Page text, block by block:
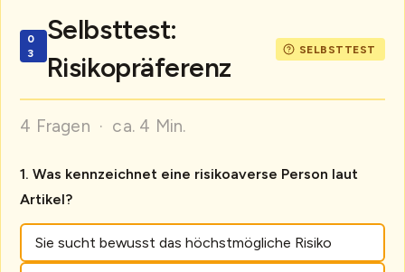
Selbsttest:
Risikopräferenz
4 Fragen · ca. 4 Min.
Was kennzeichnet eine risikoaverse Person laut
Artikel?
Sie sucht bewusst das höchstmögliche Risiko